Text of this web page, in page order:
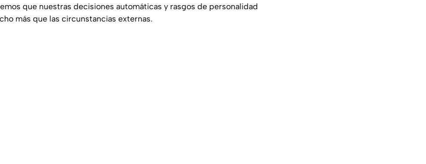
que nuestras decisiones automáticas y rasgos de personalidad
más que las circunstancias externas.